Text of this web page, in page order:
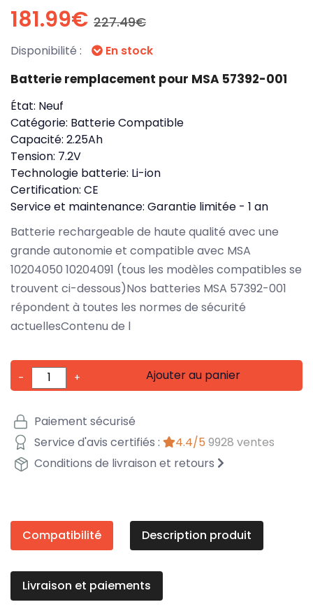
181.99€ 227.49€
Disponibilité : En stock
Batterie remplacement pour MSA 57392-001
État: Neuf
Catégorie: Batterie Compatible
Capacité: 2.25Ah
Tension: 7.2V
Technologie batterie: Li-ion
Certification: CE
Service et maintenance: Garantie limitée - 1 an
Batterie rechargeable de haute qualité avec une
grande autonomie et compatible avec MSA
10204050 10204091 (tous les modèles compatibles se
trouvent ci-dessous)Nos batteries MSA 57392-001
répondent à toutes les normes de sécurité
actuellesContenu de l
- + Ajouter au panier
Paiement sécurisé
Service d'avis certifiés :
4.4/5 9928 ventes
Conditions de livraison et retours
Compatibilité Description produit
Livraison et paiements